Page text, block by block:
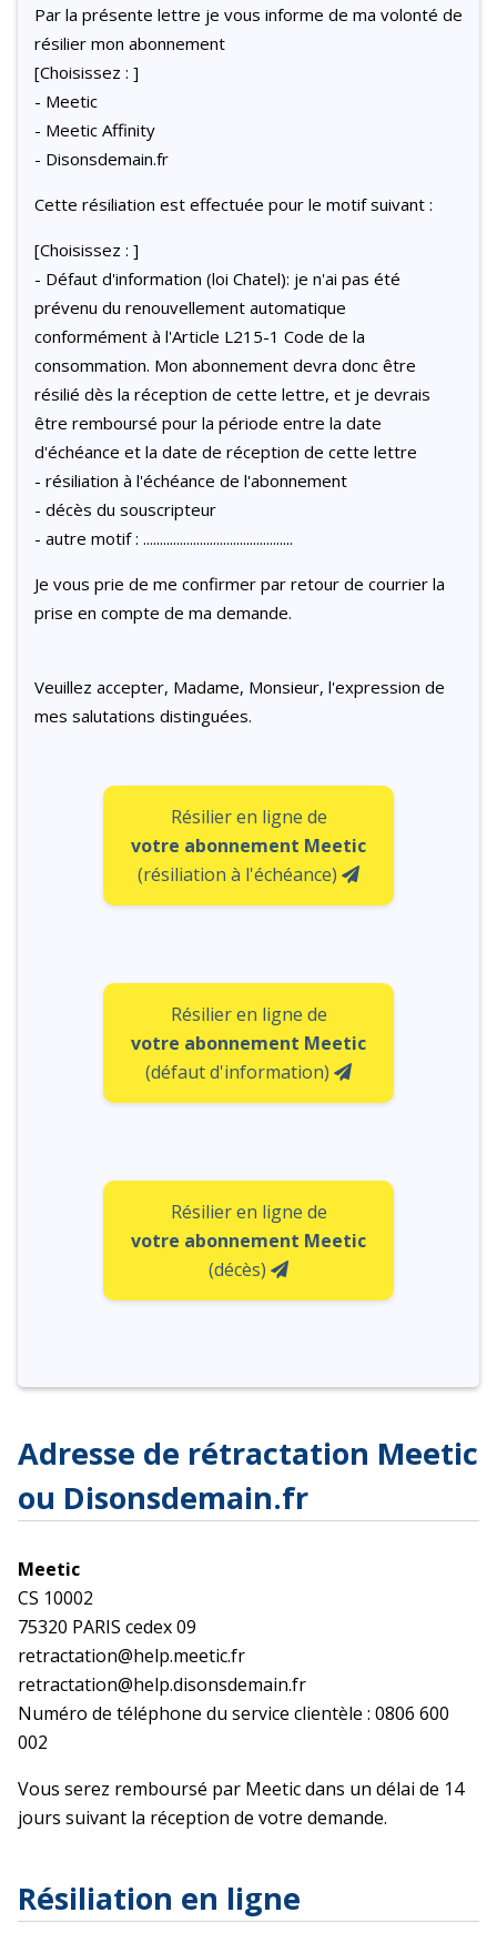
Par la présente lettre je vous informe de ma volonté de
résilier mon abonnement
[Choisissez : ]
- Meetic
- Meetic Affinity
- Disonsdemain.fr
Cette résiliation est effectuée pour le motif suivant :
[Choisissez : ]
- Défaut d'information (loi Chatel): je n'ai pas été
prévenu du renouvellement automatique
conformément à l'Article L215-1 Code de la
consommation. Mon abonnement devra donc être
résilié dès la réception de cette lettre, et je devrais
être remboursé pour la période entre la date
d'échéance et la date de réception de cette lettre
- résiliation à l'échéance de l'abonnement
- décès du souscripteur
- autre motif : .............................................
Je vous prie de me confirmer par retour de courrier la
prise en compte de ma demande.
Veuillez accepter, Madame, Monsieur, l'expression de
mes salutations distinguées.
Résilier en ligne de
votre abonnement Meetic
(résiliation à l'échéance)
Résilier en ligne de
votre abonnement Meetic
(défaut d'information)
Résilier en ligne de
votre abonnement Meetic
(décès)
Adresse de rétractation Meetic
ou Disonsdemain.fr
Meetic
CS 10002
75320 PARIS cedex 09
retractation@help.meetic.fr
retractation@help.disonsdemain.fr
Numéro de téléphone du service clientèle : 0806 600
002
Vous serez remboursé par Meetic dans un délai de 14
jours suivant la réception de votre demande.
Résiliation en ligne